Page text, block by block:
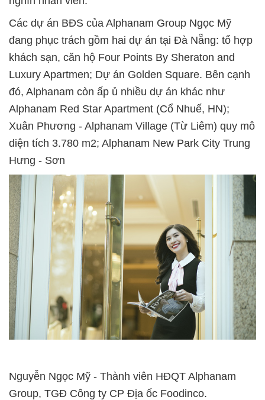
Các dự án BĐS của Alphanam Group Ngọc Mỹ
đang phục trách gồm hai dự án tại Đà Nẵng: tổ hợp
khách sạn, căn hộ Four Points By Sheraton and
Luxury Apartmen; Dự án Golden Square. Bên cạnh
đó, Alphanam còn ấp ủ nhiều dự án khác như
Alphanam Red Star Apartment (Cổ Nhuế, HN);
Xuân Phương - Alphanam Village (Từ Liêm) quy mô
diện tích 3.780 m2; Alphanam New Park City Trung
Hưng - Sơn
Nguyễn Ngọc Mỹ - Thành viên HĐQT Alphanam
Group, TGĐ Công ty CP Địa ốc Foodinco.